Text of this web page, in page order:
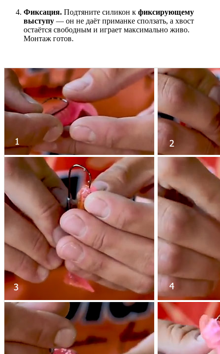
Фиксация. Подтяните силикон к фиксирующему
выступу — он не даёт приманке сползать, а хвост
остаётся свободным и играет максимально живо.
Монтаж готов.